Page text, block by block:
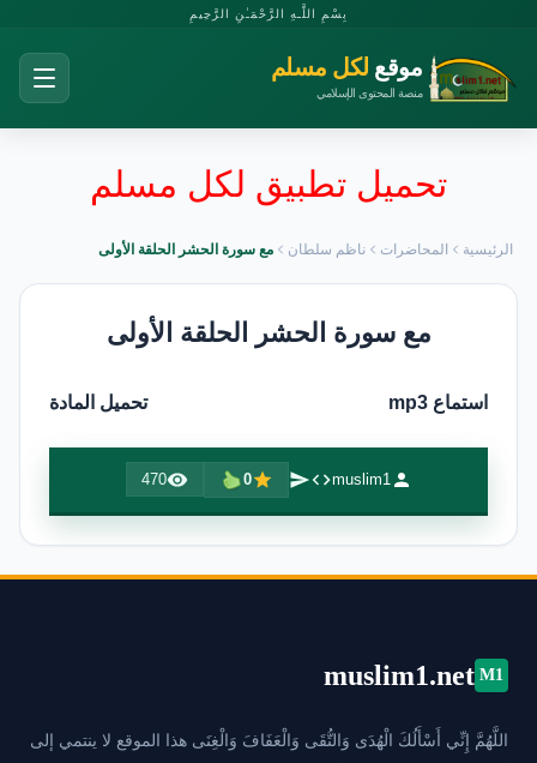
بِسْمِ اللَّـهِ الرَّحْمَـٰنِ الرَّحِيمِ
موقع لكل مسلم
منصة المحتوى الإسلامي
تحميل تطبيق لكل مسلم
الرئيسية المحاضرات ناظم سلطان مع سورة الحشر الحلقة الأولى
مع سورة الحشر الحلقة الأولى
استماع mp3 تحميل المادة
muslim1
0
470
M1
muslim1.net
اللَّهُمَّ إِنِّي أَسْأَلُكَ الْهُدَى وَالتُّقَى وَالْعَفَافَ وَالْغِنَى هذا الموقع لا ينتمي إلى